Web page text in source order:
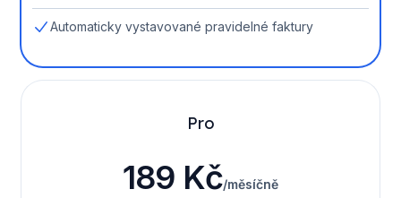
Automaticky vystavované pravidelné faktury
Pro
189 Kč/měsíčně